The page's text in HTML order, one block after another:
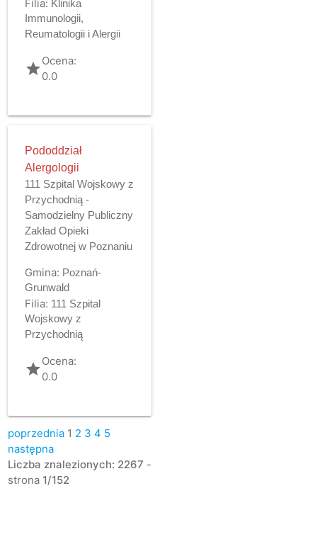
Filia: Klinika
Immunologii,
Reumatologii i Alergii
gradeOcena:
0.0
Pododdział
Alergologii
111 Szpital Wojskowy z
Przychodnią -
Samodzielny Publiczny
Zakład Opieki
Zdrowotnej w Poznaniu
Gmina: Poznań-
Grunwald
Filia: 111 Szpital
Wojskowy z
Przychodnią
gradeOcena:
0.0
poprzednia 1 2 3 4 5
następna
Liczba znalezionych: 2267 -
strona 1/152